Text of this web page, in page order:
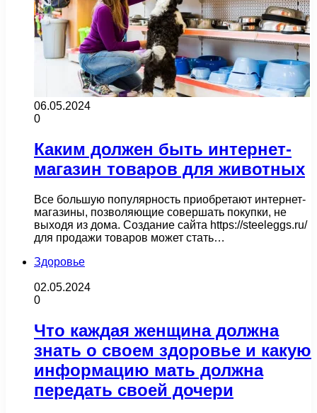
06.05.2024
0
Каким должен быть интернет-
магазин товаров для животных
Все большую популярность приобретают интернет-
магазины, позволяющие совершать покупки, не
выходя из дома. Создание сайта https://steeleggs.ru/
для продажи товаров может стать…
Здоровье
02.05.2024
0
Что каждая женщина должна
знать о своем здоровье и какую
информацию мать должна
передать своей дочери